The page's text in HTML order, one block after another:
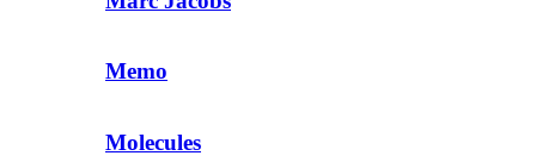
Memo
Molecules